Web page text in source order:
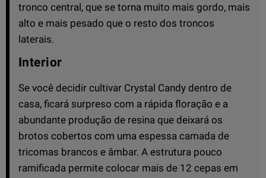
tronco central, que se torna muito mais gordo, mais
alto e mais pesado que o resto dos troncos
laterais.
Interior
Se você decidir cultivar Crystal Candy dentro de
casa, ficará surpreso com a rápida floração e a
abundante produção de resina que deixará os
brotos cobertos com uma espessa camada de
tricomas brancos e âmbar. A estrutura pouco
ramificada permite colocar mais de 12 cepas em